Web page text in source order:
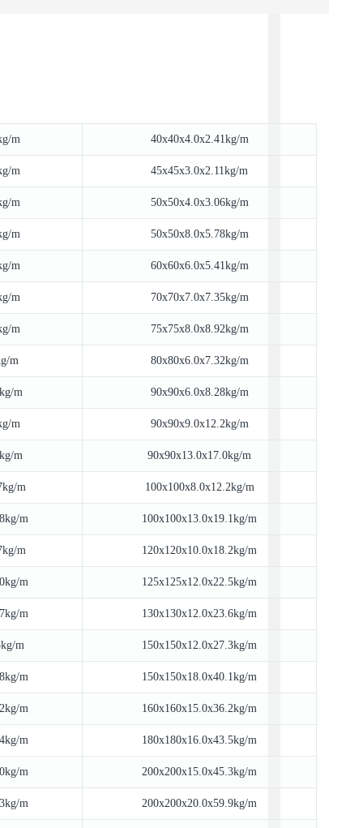
m 40x40x4.0x2.41kg/m
m 45x45x3.0x2.11kg/m
m 50x50x4.0x3.06kg/m
m 50x50x8.0x5.78kg/m
m 60x60x6.0x5.41kg/m
m 70x70x7.0x7.35kg/m
m 75x75x8.0x8.92kg/m
m 80x80x6.0x7.32kg/m
m 90x90x6.0x8.28kg/m
m 90x90x9.0x12.2kg/m
m 90x90x13.0x17.0kg/m
m 100x100x8.0x12.2kg/m
m 100x100x13.0x19.1kg/m
m 120x120x10.0x18.2kg/m
m 125x125x12.0x22.5kg/m
m 130x130x12.0x23.6kg/m
m 150x150x12.0x27.3kg/m
m 150x150x18.0x40.1kg/m
m 160x160x15.0x36.2kg/m
m 180x180x16.0x43.5kg/m
m 200x200x15.0x45.3kg/m
m 200x200x20.0x59.9kg/m